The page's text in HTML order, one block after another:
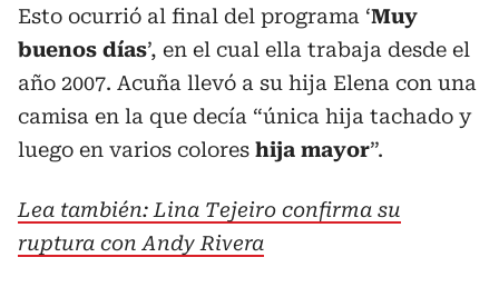
Esto ocurrió al final del programa ‘Muy
buenos días’, en el cual ella trabaja desde el
año 2007. Acuña llevó a su hija Elena con una
camisa en la que decía “única hija tachado y
luego en varios colores hija mayor”.
Lea también: Lina Tejeiro confirma su
ruptura con Andy Rivera